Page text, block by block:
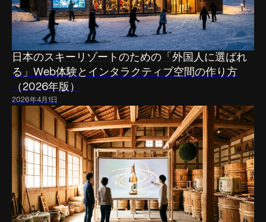
日本のスキーリゾートのための「外国人に選ばれ
る」Web体験とインタラクティブ空間の作り方
（2026年版）
2026年4月1日